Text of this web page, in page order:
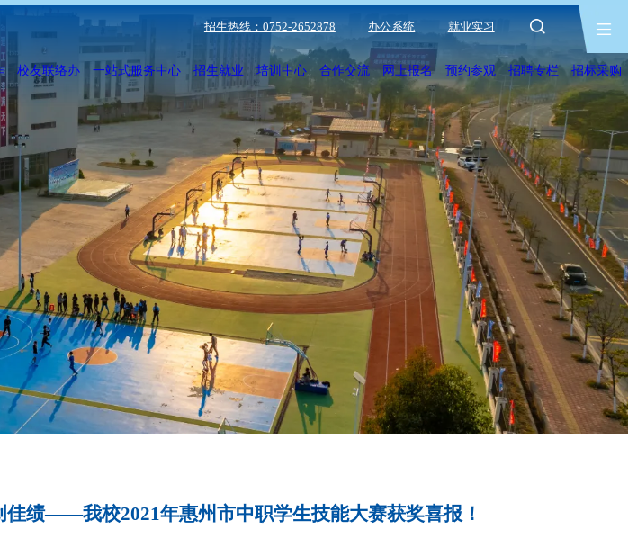
招生热线：0752-2652878 办公系统 就业实习
校友联络办 一站式服务中心 招生就业 培训中心 合作交流 网上报名 预约参观 招聘专栏 招标采购
佳绩——我校2021年惠州市中职学生技能大赛获奖喜报！